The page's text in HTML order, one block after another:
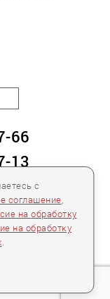
с
соглашение
на обработку
на обработку
66
13
2
Все права